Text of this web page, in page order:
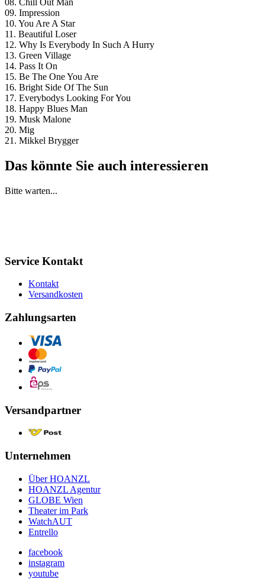
08. Chill Out Man
09. Impression
10. You Are A Star
11. Beautiful Loser
12. Why Is Everybody In Such A Hurry
13. Green Village
14. Pass It On
15. Be The One You Are
16. Bright Side Of The Sun
17. Everybodys Looking For You
18. Happy Blues Man
19. Musk Malone
20. Mig
21. Mikkel Brygger
Das könnte Sie auch interessieren
Bitte warten...
Service Kontakt
Kontakt
Versandkosten
Zahlungsarten
Versandpartner
Unternehmen
Über HOANZL
HOANZL Agentur
GLOBE Wien
Theater im Park
WatchAUT
Entrello
facebook
instagram
youtube